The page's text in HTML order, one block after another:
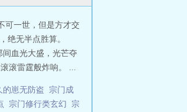
可一世，但是方才交
绝无半点胜算。
血光大盛，光芒夺
滚雷霆般炸响。 ...
的崽无防盗 宗门成
宗门修行类玄幻 宗